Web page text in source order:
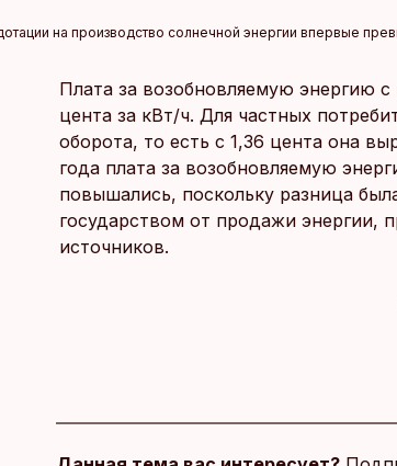
на производство солнечной энергии впервые
Плата за возобновляемую энергию
цента за кВт/ч. Для частных
оборота, то есть с 1,36 цента она
года плата за возобновляемую
повышались, поскольку разница
государством от продажи энергии,
источников.